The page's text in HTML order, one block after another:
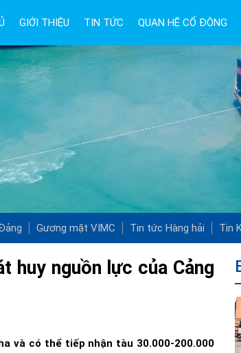
GIỚI THIỆU TIN TỨC QUAN HỆ CỔ ĐÔNG
Gương mặt VIMC Tin tức Hàng hải Tin
huy nguồn lực của Cảng
và có thể tiếp nhận tàu 30.000-200.000